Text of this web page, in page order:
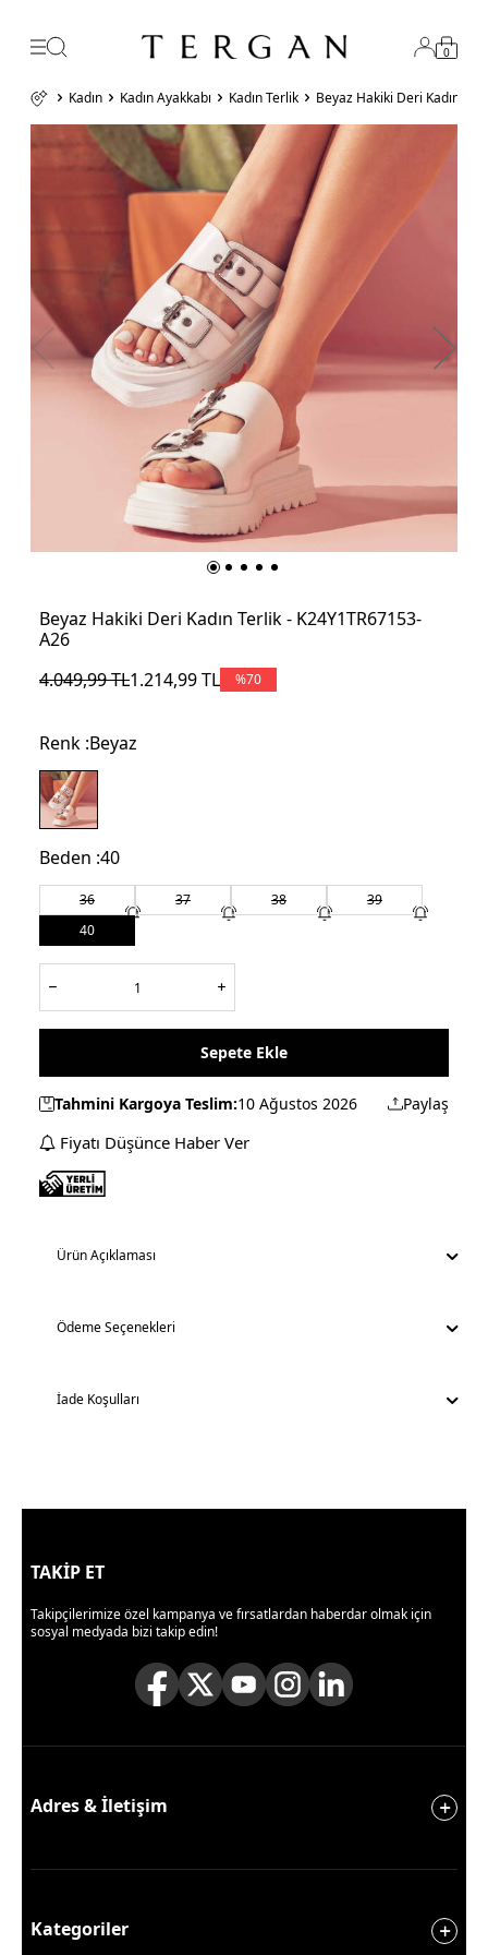
0
Kadın Kadın Ayakkabı Kadın Terlik Beyaz Hakiki Deri Kadın
Beyaz Hakiki Deri Kadın Terlik - K24Y1TR67153-
A26
4.049,99TL1.214,99TL %70
Renk :Beyaz
Beden :40
36 37 38
39
40
Sepete Ekle
Tahmini Kargoya Teslim:10 Ağustos 2026 Paylaş
Fiyatı Düşünce Haber Ver
Ürün Açıklaması
Ödeme Seçenekleri
İade Koşulları
TAKİP ET
Takipçilerimize özel kampanya ve fırsatlardan haberdar olmak için
sosyal medyada bizi takip edin!
Adres & İletişim
Kategoriler